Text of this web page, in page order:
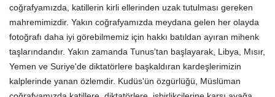
coğrafyamızda, katillerin kirli ellerinden uzak tutulması gereken
mahremimizdir. Yakın coğrafyamızda meydana gelen her olayda
fotoğrafı daha iyi görebilmemiz için hakkı batıldan ayıran mihenk
taşlarındandır. Yakın zamanda Tunus'tan başlayarak, Libya, Mısır,
Yemen ve Suriye'de diktatörlere başkaldıran kardeşlerimizin
kalplerinde yanan özlemdir. Kudüs'ün özgürlüğü, Müslüman